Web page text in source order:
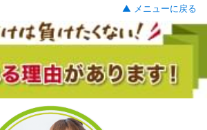
▲ メニューに戻る